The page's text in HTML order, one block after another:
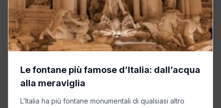
Le fontane più famose d’Italia: dall’acqua
alla meraviglia
L’Italia ha più fontane monumentali di qualsiasi altro